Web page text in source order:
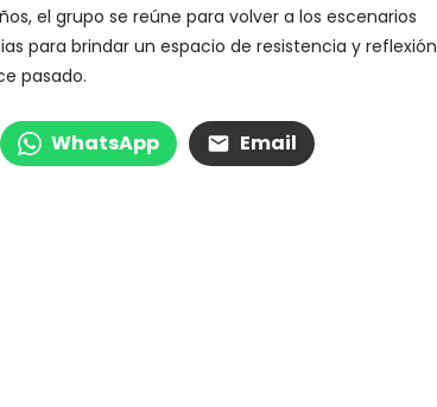
el grupo se reúne para volver a los escenarios
para brindar un espacio de resistencia y reflexión
pasado.
WhatsApp Email